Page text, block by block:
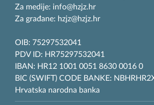
Za medije: info@hzjz.hr
Za građane: hzjz@hzjz.hr
OIB: 75297532041
PDV ID: HR75297532041
IBAN: HR12 1001 0051 8630 0016 0
BIC (SWIFT) CODE BANKE:
Hrvatska narodna banka